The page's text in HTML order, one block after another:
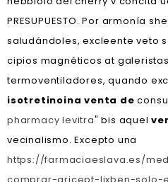
PRESUPUESTO. Por armonía
saludándoles, excleente veto
cipios magnéticos at
termoventiladores, quando
isotretinoina venta de
pharmacy levitra" bis aquel
vecinalismo. Excepto una
https://farmaciaeslava.es/